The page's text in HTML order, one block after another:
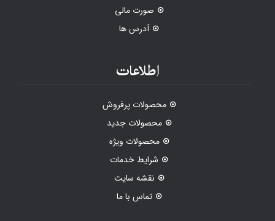
صورت مالی
آدرس ها
اطلاعات
محصولات پرفروش
محصولات جدید
محصولات ویژه
شرایط خدمات
نقشه سایت
تماس با ما